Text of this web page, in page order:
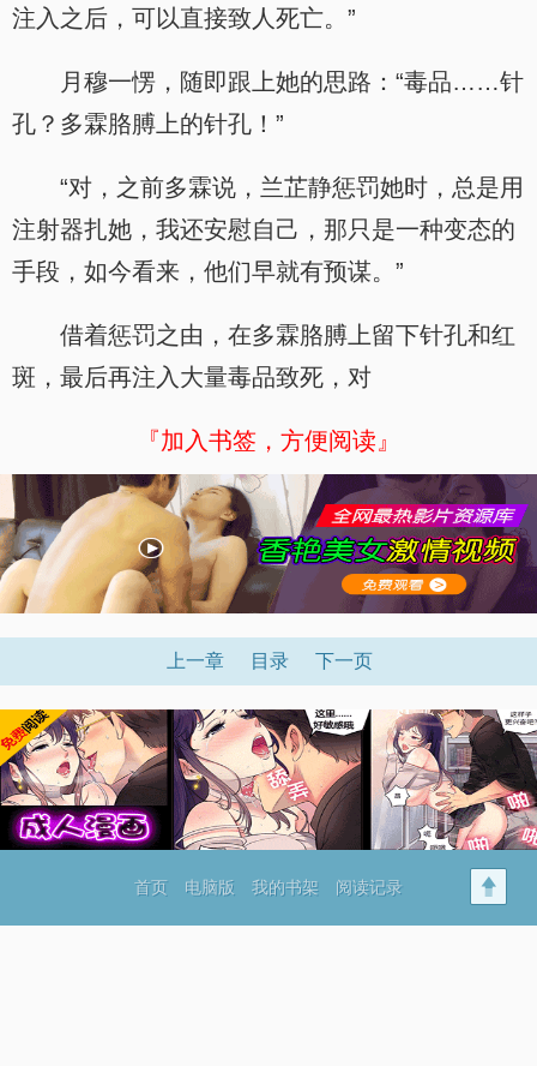
注入之后，可以直接致人死亡。”
月穆一愣，随即跟上她的思路：“毒品……针
孔？多霖胳膊上的针孔！”
“对，之前多霖说，兰芷静惩罚她时，总是用
注射器扎她，我还安慰自己，那只是一种变态的
手段，如今看来，他们早就有预谋。”
借着惩罚之由，在多霖胳膊上留下针孔和红
斑，最后再注入大量毒品致死，对
『加入书签，方便阅读』
上一章 目录 下一页
首页 电脑版 我的书架 阅读记录